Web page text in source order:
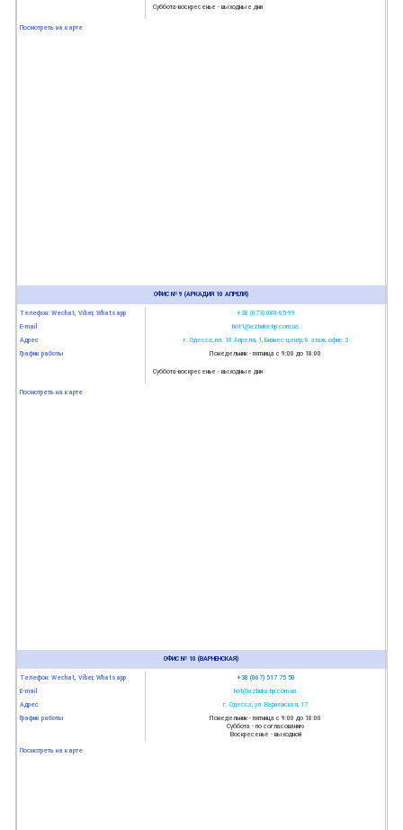
Суббота-воскресенье - выходные дни
Посмотреть на карте
ОФИС № 9 (АРКАДИЯ 10 АПРЕЛЯ)
Телефон: Wechat, Viber, Whatsapp
+38 (073) 080-05-99
E-mail
hot1@azbuka-bp.com.ua
Адрес
г. Одесса, пл. 10 Апреля, 1, Бизнес-центр, 6 этаж, офис 3
График работы
Понедельник - пятница с 9:00 до 18:00
Суббота-воскресенье - выходные дни
Посмотреть на карте
ОФИС № 10 (ВАРНЕНСКАЯ)
Телефон: Wechat, Viber, Whatsapp
+38 (067) 517 75 50
E-mail
hot@azbuka-bp.com.ua
Адрес
г. Одесса, ул. Варненская, 17
График работы
Понедельник - пятница с 9:00 до 18:00
Суббота - по согласованию
Воскресенье - выходной
Посмотреть на карте